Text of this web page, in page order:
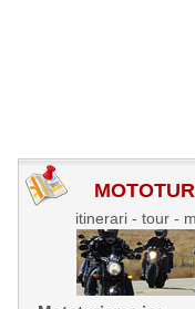
itinerari - tour -